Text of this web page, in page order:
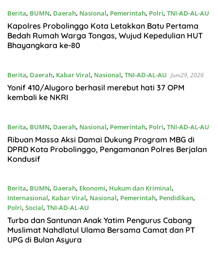
Berita, BUMN, Daerah, Nasional, Pemerintah, Polri, TNI-AD-AL-AU
Juni29, 2026
Kapolres Probolinggo Kota Letakkan Batu Pertama
Bedah Rumah Warga Tongas, Wujud Kepedulian HUT
Bhayangkara ke-80
Berita, Daerah, Kabar Viral, Nasional, TNI-AD-AL-AU Juni29, 2026
Yonif 410/Alugoro berhasil merebut hati 37 OPM
kembali ke NKRI
Berita, BUMN, Daerah, Nasional, Pemerintah, Polri, TNI-AD-AL-AU
Juni28, 2026
Ribuan Massa Aksi Damai Dukung Program MBG di
DPRD Kota Probolinggo, Pengamanan Polres Berjalan
Kondusif
Berita, BUMN, Daerah, Ekonomi, Hukum dan Kriminal,
Internasional, Kabar Viral, Nasional, Pemerintah, Pendidikan,
Polri, Social, TNI-AD-AL-AU
Juni28, 2026
Turba dan Santunan Anak Yatim Pengurus Cabang
Muslimat Nahdlatul Ulama Bersama Camat dan PT
UPG di Bulan Asyura